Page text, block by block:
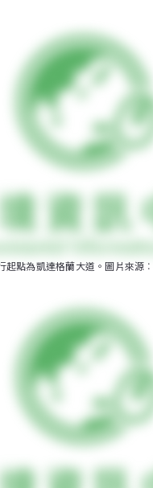
起點為凱達格蘭大道。圖片來源